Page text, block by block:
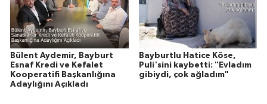
Bülent Aydemir, Bayburt
Esnaf Kredi ve Kefalet
Kooperatifi Başkanlığına
Adaylığını Açıkladı
Bayburtlu Hatice Köse,
Puli'sini kaybetti: "Evladım
gibiydi, çok ağladım"